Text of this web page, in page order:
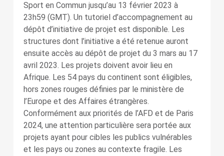
Sport en Commun jusqu’au 13 février 2023 à
23h59 (GMT). Un tutoriel d’accompagnement au
dépôt d’initiative de projet est disponible. Les
structures dont l’initiative a été retenue auront
ensuite accès au dépôt de projet du 3 mars au 17
avril 2023. Les projets doivent avoir lieu en
Afrique. Les 54 pays du continent sont éligibles,
hors zones rouges définies par le ministère de
l’Europe et des Affaires étrangères.
Conformément aux priorités de l’AFD et de Paris
2024, une attention particulière sera portée aux
projets ayant pour cibles les publics vulnérables
et les pays ou zones au contexte fragile. Les